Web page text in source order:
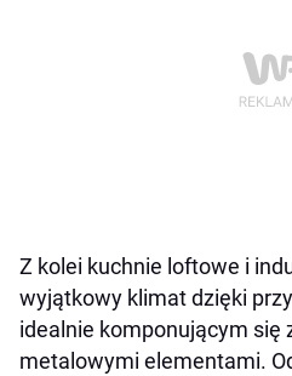
Z kolei kuchnie loftowe i
wyjątkowy klimat dzięki
idealnie komponującym się
metalowymi elementami.